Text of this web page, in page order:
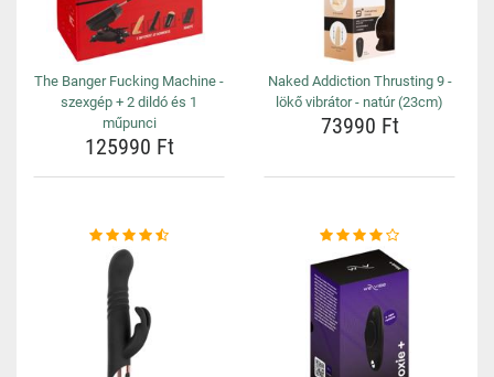
The Banger Fucking Machine -
szexgép + 2 dildó és 1
műpunci
125990 Ft
Naked Addiction Thrusting 9 -
lökő vibrátor - natúr (23cm)
73990 Ft